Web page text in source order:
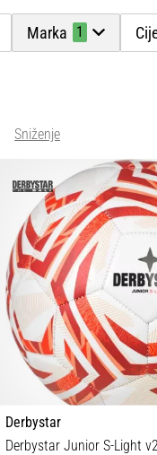
Marka 1
Sniženje
Derbystar
Derbystar Junior S-Light